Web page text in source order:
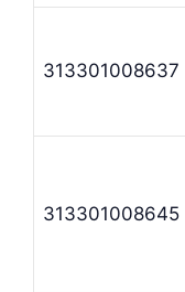
313301008637
313301008645